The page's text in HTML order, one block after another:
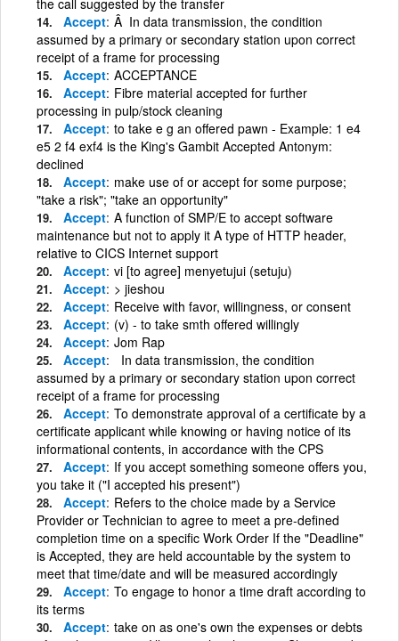
Accept Â In data transmission, the condition
assumed by a primary or secondary station upon correct
receipt of a frame for processing
Accept ACCEPTANCE
Accept Fibre material accepted for further
processing in pulp/stock cleaning
Accept to take e g an offered pawn - Example: 1 e4
e5 2 f4 exf4 is the King's Gambit Accepted Antonym:
declined
Accept make use of or accept for some purpose;
"take a risk"; "take an opportunity"
Accept A function of SMP/E to accept software
maintenance but not to apply it A type of HTTP header,
relative to CICS Internet support
Accept vi [to agree] menyetujui (setuju)
Accept > jieshou
Accept Receive with favor, willingness, or consent
Accept (v) - to take smth offered willingly
Accept Jom Rap
Accept
In data transmission, the condition
assumed by a primary or secondary station upon correct
receipt of a frame for processing
Accept To demonstrate approval of a certificate by a
certificate applicant while knowing or having notice of its
informational contents, in accordance with the CPS
Accept If you accept something someone offers you,
you take it ("I accepted his present")
Accept Refers to the choice made by a Service
Provider or Technician to agree to meet a pre-defined
completion time on a specific Work Order If the "Deadline"
is Accepted, they are held accountable by the system to
meet that time/date and will be measured accordingly
Accept To engage to honor a time draft according to
its terms
Accept take on as one's own the expenses or debts